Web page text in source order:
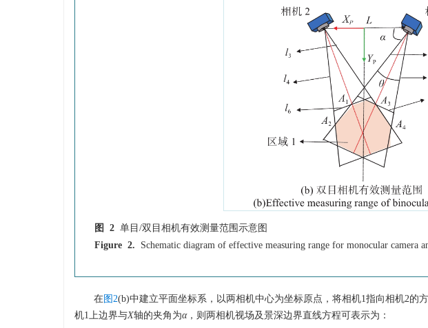
图 2 单目/双目相机有效测量范围示意图
Figure 2.
Schematic diagram of effective measuring range for monocular camera
在图2(b)中建立平面坐标系，以两相机中心为坐标原点，将相机1指向相机2的
机1上边界与X轴的夹角为α，则两相机视场及景深边界直线方程可表示为：